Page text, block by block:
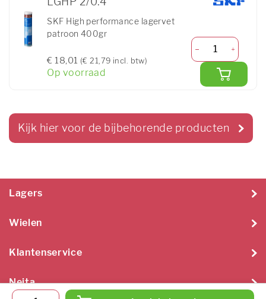
SKF High performance lagervet
patroon 400gr
€ 18,01 (€ 21,79 incl. btw)
Op voorraad
Kijk hier voor de bijbehorende producten
Lagers
Wielen
Klantenservice
Neita